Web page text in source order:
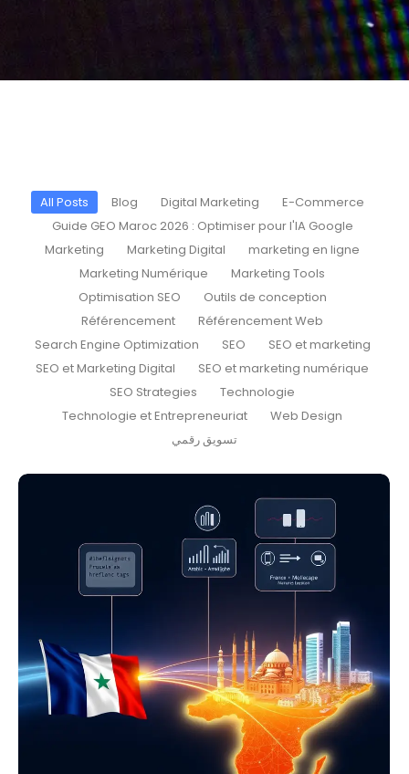
All Posts Blog Digital Marketing
E-Commerce
Guide GEO Maroc 2026 : Optimiser pour l'IA Google
Marketing
Marketing Digital
marketing en ligne
Marketing Numérique
Marketing Tools
Optimisation SEO
Outils de conception
Référencement
Référencement Web
Search Engine Optimization
SEO
SEO et marketing
SEO et Marketing Digital
SEO et marketing numérique
SEO Strategies
Technologie
Technologie et Entrepreneuriat
Web Design
تسويق رقمي